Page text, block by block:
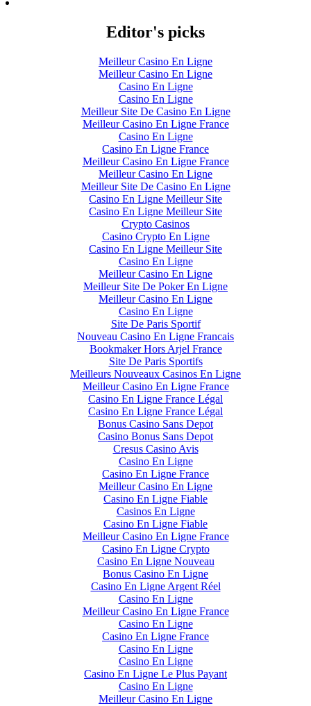
Editor's picks
Meilleur Casino En Ligne
Meilleur Casino En Ligne
Casino En Ligne
Casino En Ligne
Meilleur Site De Casino En Ligne
Meilleur Casino En Ligne France
Casino En Ligne
Casino En Ligne France
Meilleur Casino En Ligne France
Meilleur Casino En Ligne
Meilleur Site De Casino En Ligne
Casino En Ligne Meilleur Site
Casino En Ligne Meilleur Site
Crypto Casinos
Casino Crypto En Ligne
Casino En Ligne Meilleur Site
Casino En Ligne
Meilleur Casino En Ligne
Meilleur Site De Poker En Ligne
Meilleur Casino En Ligne
Casino En Ligne
Site De Paris Sportif
Nouveau Casino En Ligne Francais
Bookmaker Hors Arjel France
Site De Paris Sportifs
Meilleurs Nouveaux Casinos En Ligne
Meilleur Casino En Ligne France
Casino En Ligne France Légal
Casino En Ligne France Légal
Bonus Casino Sans Depot
Casino Bonus Sans Depot
Cresus Casino Avis
Casino En Ligne
Casino En Ligne France
Meilleur Casino En Ligne
Casino En Ligne Fiable
Casinos En Ligne
Casino En Ligne Fiable
Meilleur Casino En Ligne France
Casino En Ligne Crypto
Casino En Ligne Nouveau
Bonus Casino En Ligne
Casino En Ligne Argent Réel
Casino En Ligne
Meilleur Casino En Ligne France
Casino En Ligne
Casino En Ligne France
Casino En Ligne
Casino En Ligne
Casino En Ligne Le Plus Payant
Casino En Ligne
Meilleur Casino En Ligne